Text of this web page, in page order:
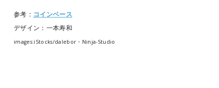
参考： コインベース
デザイン：一本寿和
images:iStocks/dalebor・Ninja-Studio